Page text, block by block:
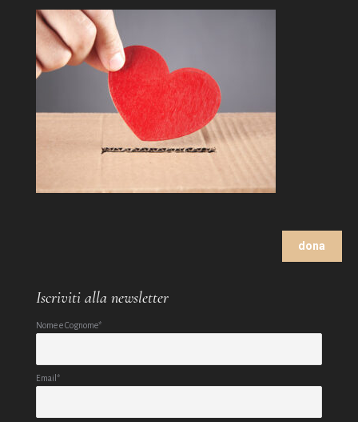
dona
Iscriviti alla newsletter
Nome e Cognome*
Email*